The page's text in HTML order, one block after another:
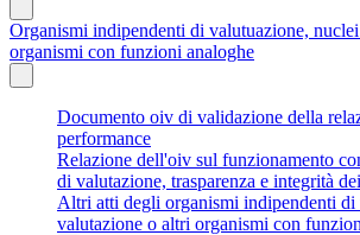
Organismi indipendenti di valutuazione,
organismi con funzioni analoghe
Documento oiv di validazione della
performance
Relazione dell'oiv sul funzionamento
di valutazione, trasparenza e integrità
Altri atti degli organismi indipendenti di
valutazione o altri organismi con